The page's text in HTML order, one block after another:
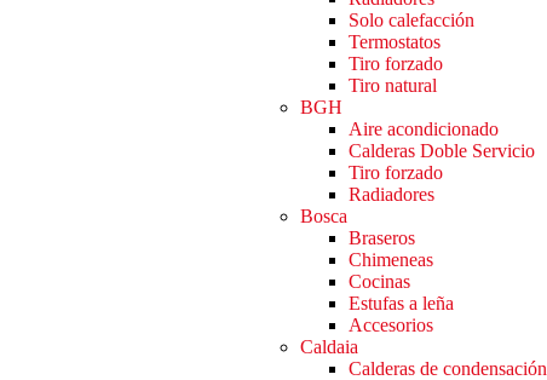
Solo calefacción
Termostatos
Tiro forzado
Tiro natural
BGH
Aire acondicionado
Calderas Doble Servicio
Tiro forzado
Radiadores
Bosca
Braseros
Chimeneas
Cocinas
Estufas a leña
Accesorios
Caldaia
Calderas de condensación